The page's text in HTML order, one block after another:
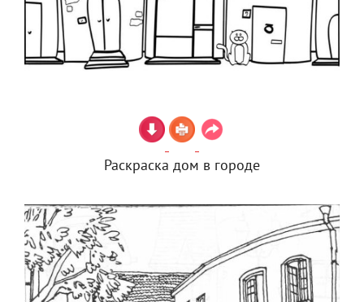
Раскраска дом в городе